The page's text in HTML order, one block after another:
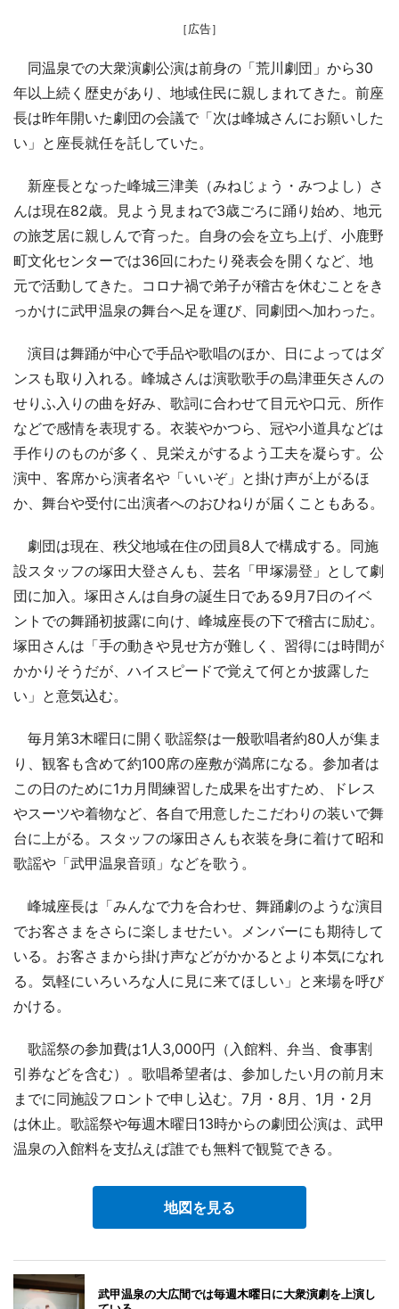
［広告］
同温泉での大衆演劇公演は前身の「荒川劇団」から30
年以上続く歴史があり、地域住民に親しまれてきた。前座
長は昨年開いた劇団の会議で「次は峰城さんにお願いした
い」と座長就任を託していた。
新座長となった峰城三津美（みねじょう・みつよし）さ
んは現在82歳。見よう見まねで3歳ごろに踊り始め、地元
の旅芝居に親しんで育った。自身の会を立ち上げ、小鹿野
町文化センターでは36回にわたり発表会を開くなど、地
元で活動してきた。コロナ禍で弟子が稽古を休むことをき
っかけに武甲温泉の舞台へ足を運び、同劇団へ加わった。
演目は舞踊が中心で手品や歌唱のほか、日によってはダ
ンスも取り入れる。峰城さんは演歌歌手の島津亜矢さんの
せりふ入りの曲を好み、歌詞に合わせて目元や口元、所作
などで感情を表現する。衣装やかつら、冠や小道具などは
手作りのものが多く、見栄えがするよう工夫を凝らす。公
演中、客席から演者名や「いいぞ」と掛け声が上がるほ
か、舞台や受付に出演者へのおひねりが届くこともある。
劇団は現在、秩父地域在住の団員8人で構成する。同施
設スタッフの塚田大登さんも、芸名「甲塚湯登」として劇
団に加入。塚田さんは自身の誕生日である9月7日のイベ
ントでの舞踊初披露に向け、峰城座長の下で稽古に励む。
塚田さんは「手の動きや見せ方が難しく、習得には時間が
かかりそうだが、ハイスピードで覚えて何とか披露した
い」と意気込む。
毎月第3木曜日に開く歌謡祭は一般歌唱者約80人が集ま
り、観客も含めて約100席の座敷が満席になる。参加者は
この日のために1カ月間練習した成果を出すため、ドレス
やスーツや着物など、各自で用意したこだわりの装いで舞
台に上がる。スタッフの塚田さんも衣装を身に着けて昭和
歌謡や「武甲温泉音頭」などを歌う。
峰城座長は「みんなで力を合わせ、舞踊劇のような演目
でお客さまをさらに楽しませたい。メンバーにも期待して
いる。お客さまから掛け声などがかかるとより本気になれ
る。気軽にいろいろな人に見に来てほしい」と来場を呼び
かける。
歌謡祭の参加費は1人3,000円（入館料、弁当、食事割
引券などを含む）。歌唱希望者は、参加したい月の前月末
までに同施設フロントで申し込む。7月・8月、1月・2月
は休止。歌謡祭や毎週木曜日13時からの劇団公演は、武甲
温泉の入館料を支払えば誰でも無料で観覧できる。
地図を見る
武甲温泉の大広間では毎週木曜日に大衆演劇を上演し